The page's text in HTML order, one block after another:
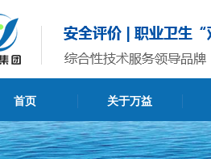
首页 关于万益